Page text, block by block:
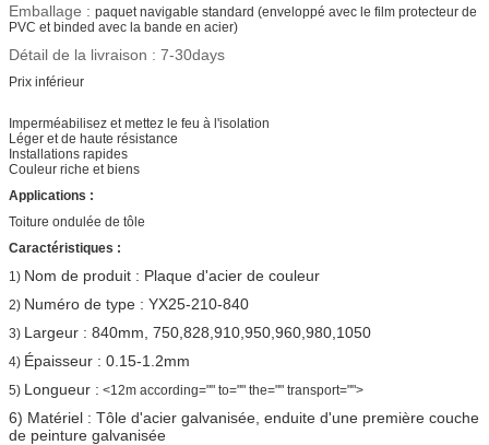
Emballage : paquet navigable standard (enveloppé avec le film protecteur de
PVC et binded avec la bande en acier)
Détail de la livraison : 7-30days
Prix inférieur
Imperméabilisez et mettez le feu à l'isolation
Léger et de haute résistance
Installations rapides
Couleur riche et biens
Applications :
Toiture ondulée de tôle
Caractéristiques :
1) Nom de produit : Plaque d'acier de couleur
2) Numéro de type : YX25-210-840
3) Largeur : 840mm, 750,828,910,950,960,980,1050
4) Épaisseur : 0.15-1.2mm
5) Longueur : <12m according="" to="" the="" transport="">
6) Matériel : Tôle d'acier galvanisée, enduite d'une première couche
de peinture galvanisée